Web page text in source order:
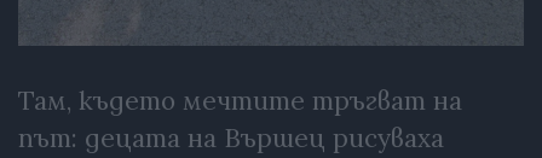
Там, където мечтите тръгват на
път: децата на Вършец рисуваха